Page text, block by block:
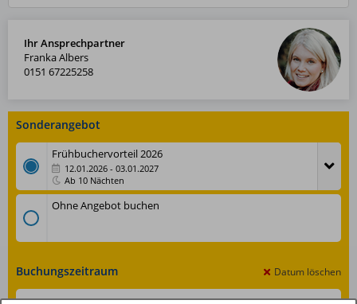
Ihr Ansprechpartner
Franka Albers
0151 67225258
Sonderangebot
Frühbuchervorteil 2026
12.01.2026 - 03.01.2027
Ab 10 Nächten
Ohne Angebot buchen
Buchungszeitraum Datum löschen